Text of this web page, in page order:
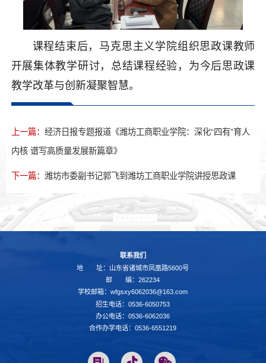
课程结束后，马克思主义学院组织思政课教师
开展集体教学研讨，总结课程经验，为今后思政课
教学改革与创新凝聚智慧。
上一篇： 经济日报专题报道《潍坊工商职业学院：深化“四有”育人
内核 谱写高质量发展新篇章》
下一篇： 潍坊市委副书记郭飞到潍坊工商职业学院讲授思政课
联系我们
地 址：山东省诸城市凤凰路5600号
邮 编：262234
学校邮箱：wfgsxy6062036@163.com
招生电话：0536-6050753
办公电话：0536-6062036
合作办学电话：0536-6551219